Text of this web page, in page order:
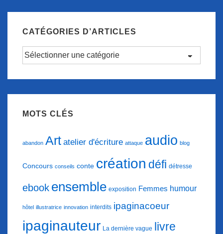
CATÉGORIES D’ARTICLES
Catégories
d’articles
MOTS CLÉS
abandon Art atelier d'écriture attaque audio blog
Concours conseils conte création défi détresse
ebook ensemble exposition Femmes humour
hôtel illustratrice innovation interdits ipaginacoeur
ipaginauteur La dernière vague livre